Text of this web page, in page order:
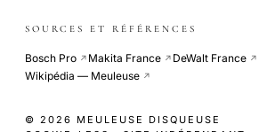
SOURCES ET RÉFÉRENCES
Bosch Pro ↗ Makita France ↗ DeWalt France ↗
Wikipédia — Meuleuse ↗
© 2026 MEULEUSE DISQUEUSE